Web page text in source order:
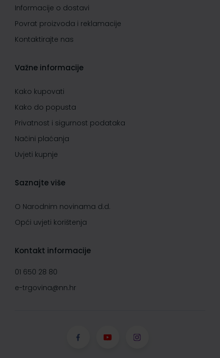
Informacije o dostavi
Povrat proizvoda i reklamacije
Kontaktirajte nas
Važne informacije
Kako kupovati
Kako do popusta
Privatnost i sigurnost podataka
Načini plaćanja
Uvjeti kupnje
Saznajte više
O Narodnim novinama d.d.
Opći uvjeti korištenja
Kontakt informacije
01 650 28 80
e-trgovina@nn.hr